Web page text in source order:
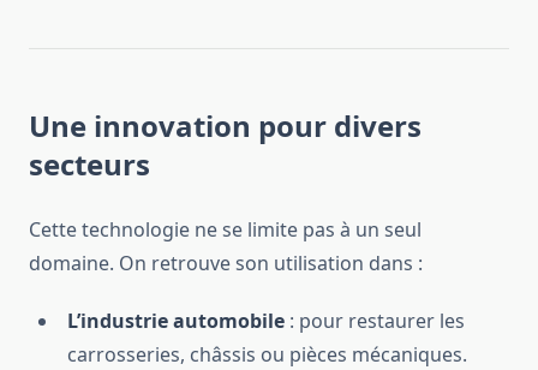
Une innovation pour divers
secteurs
Cette technologie ne se limite pas à un seul
domaine. On retrouve son utilisation dans :
L’industrie automobile : pour restaurer les
carrosseries, châssis ou pièces mécaniques.